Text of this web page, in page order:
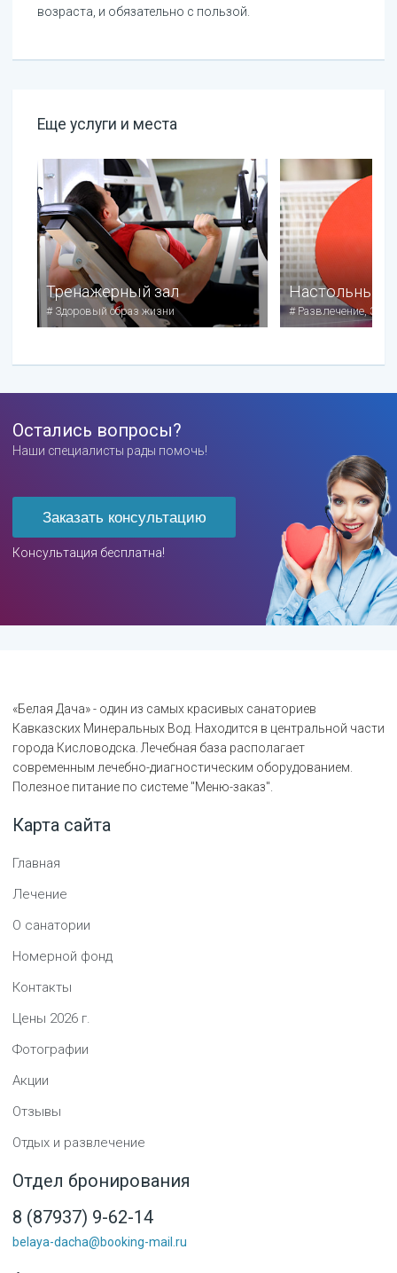
возраста, и обязательно с пользой.
Еще услуги и места
Тренажерный зал
# Здоровый образ жизни
Настольный
# Развлечение,
Остались вопросы?
Наши специалисты рады помочь!
Заказать консультацию
Консультация бесплатна!
«Белая Дача» - один из самых красивых санаториев
Кавказских Минеральных Вод. Находится в центральной части
города Кисловодска. Лечебная база располагает
современным лечебно-диагностическим оборудованием.
Полезное питание по системе "Меню-заказ".
Карта сайта
Главная
Лечение
О санатории
Номерной фонд
Контакты
Цены 2026 г.
Фотографии
Акции
Отзывы
Отдых и развлечение
Отдел бронирования
8 (87937) 9-62-14
belaya-dacha@booking-mail.ru